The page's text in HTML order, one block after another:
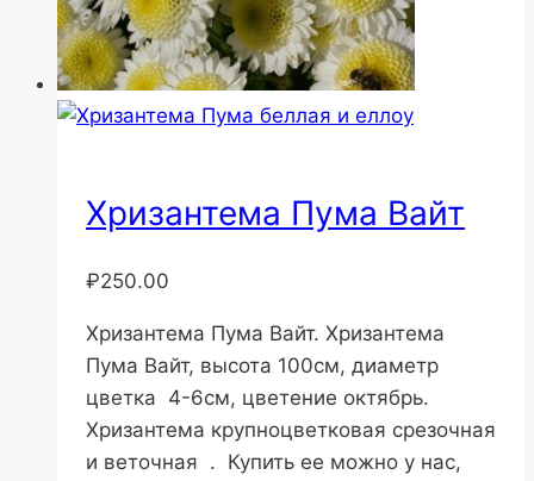
Хризантема Пума Вайт
₽250.00
Хризантема Пума Вайт. Хризантема
Пума Вайт, высота 100см, диаметр
цветка 4-6см, цветение октябрь.
Хризантема крупноцветковая срезочная
и веточная . Купить ее можно у нас,